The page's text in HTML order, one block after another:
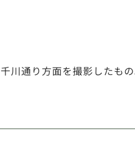
川通り方面を撮影したも